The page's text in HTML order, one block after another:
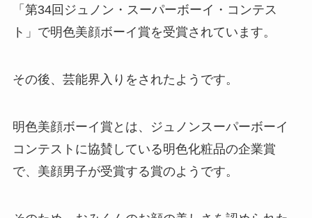
「第34回ジュノン・スーパーボーイ・コンテス
ト」で明色美顔ボーイ賞を受賞されています。
その後、芸能界入りをされたようです。
明色美顔ボーイ賞とは、ジュノンスーパーボーイ
コンテストに協賛している明色化粧品の企業賞
で、美顔男子が受賞する賞のようです。